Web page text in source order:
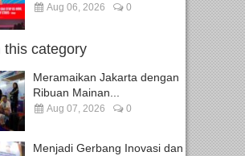
Aug 06, 2026 0
this category
Meramaikan Jakarta dengan
Ribuan Mainan...
Aug 07, 2026 0
Menjadi Gerbang Inovasi dan